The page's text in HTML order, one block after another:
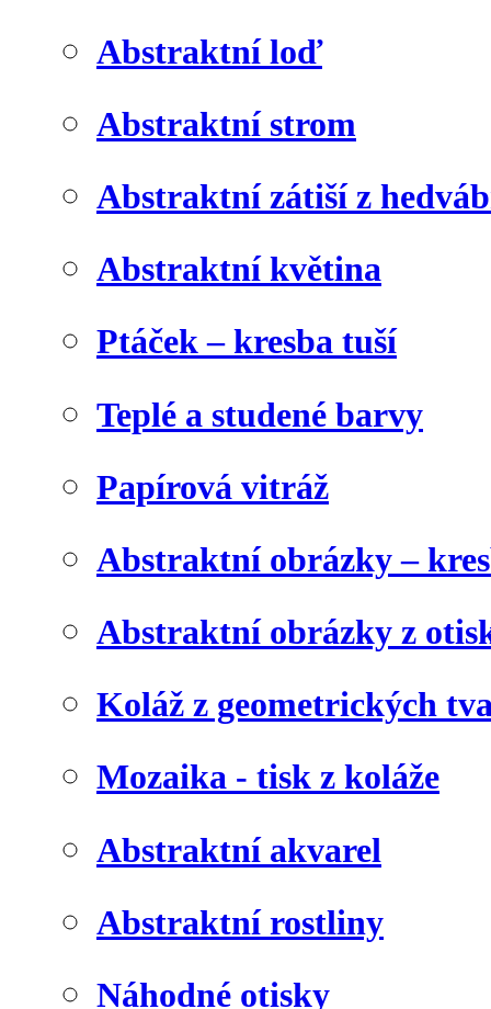
Abstraktní loď
Abstraktní strom
Abstraktní zátiší z
Abstraktní květina
Ptáček – kresba tuší
Teplé a studené barvy
Papírová vitráž
Abstraktní obrázky –
Abstraktní obrázky z
Koláž z geometrických
Mozaika - tisk z koláže
Abstraktní akvarel
Abstraktní rostliny
Náhodné otisky